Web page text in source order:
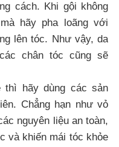
cách. Khi gội không
hãy pha loãng với
lên tóc. Như vậy, da
chân tóc cũng sẽ
hãy dùng các sản
Chẳng hạn như vỏ
nguyên liệu an toàn,
và khiến mái tóc khỏe